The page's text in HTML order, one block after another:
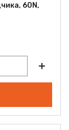
60N,